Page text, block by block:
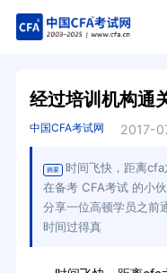
经过培训机构通
中国CFA考试网 2017-
摘要
时间飞快，距离
在备考 CFA考试 的小
分享一位高顿学员之前
时间过得真